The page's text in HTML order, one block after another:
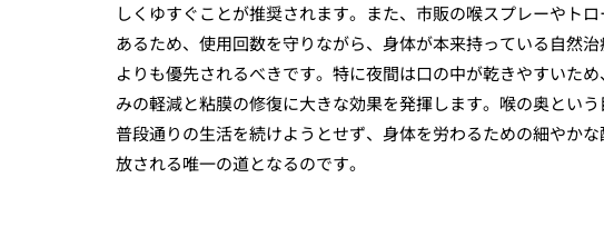
しくゆすぐことが推奨されます。また、市販の喉スプレーやト
あるため、使用回数を守りながら、身体が本来持っている自然
よりも優先されるべきです。特に夜間は口の中が乾きやすいた
みの軽減と粘膜の修復に大きな効果を発揮します。喉の奥とい
普段通りの生活を続けようとせず、身体を労わるための細やか
放される唯一の道となるのです。